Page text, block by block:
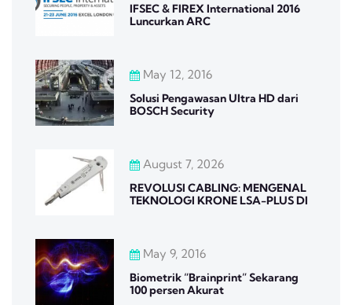
IFSEC & FIREX International 2016
Luncurkan ARC
May 12, 2016
Solusi Pengawasan Ultra HD dari
BOSCH Security
August 7, 2026
REVOLUSI CABLING: MENGENAL
TEKNOLOGI KRONE LSA-PLUS DI
May 9, 2016
Biometrik “Brainprint” Sekarang
100 persen Akurat